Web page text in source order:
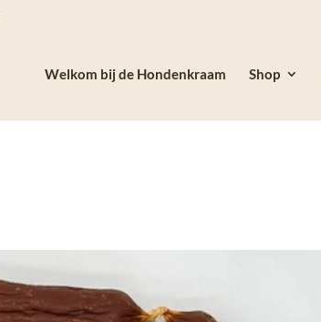
Welkom bij de Hondenkraam Shop